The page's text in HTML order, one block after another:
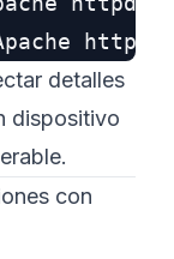
detalles
dispositivo
con